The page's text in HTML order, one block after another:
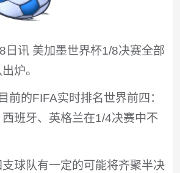
日讯 美加墨世界杯1/8决赛全部
炉。
前的FIFA实时排名世界前四：
班牙、英格兰在1/4决赛中不
球队有一定的可能将齐聚半决